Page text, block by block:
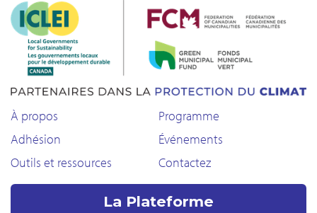
À propos
Programme
Adhésion
Événements
Outils et ressources
Contactez
La Plateforme